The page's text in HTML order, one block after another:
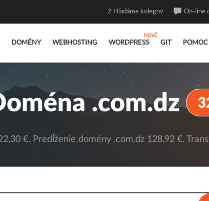
DOMÉNY WEBHOSTING WORDPRESS GIT POMOC
2 Hľadáme kolegov On-line
.com.dz
€. Predĺženie domény .com.dz 128,92 €.